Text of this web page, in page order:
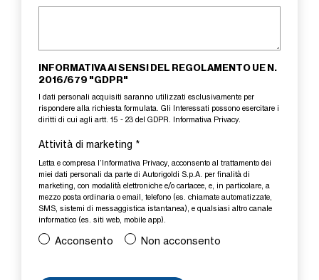
INFORMATIVA AI SENSI DEL REGOLAMENTO UE N.
2016/679 "GDPR"
I dati personali acquisiti saranno utilizzati esclusivamente per
rispondere alla richiesta formulata. Gli Interessati possono esercitare i
diritti di cui agli artt. 15 - 23 del GDPR. Informativa Privacy.
Attività di marketing *
Letta e compresa l’Informativa Privacy, acconsento al trattamento dei
miei dati personali da parte di Autorigoldi S.p.A. per finalità di
marketing, con modalità elettroniche e/o cartacee, e, in particolare, a
mezzo posta ordinaria o email, telefono (es. chiamate automatizzate,
SMS, sistemi di messaggistica istantanea), e qualsiasi altro canale
informatico (es. siti web, mobile app).
Acconsento Non acconsento